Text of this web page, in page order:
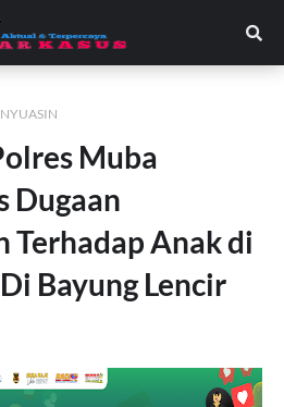
Muba
Dugaan
Terhadap Anak di
Bayung Lencir